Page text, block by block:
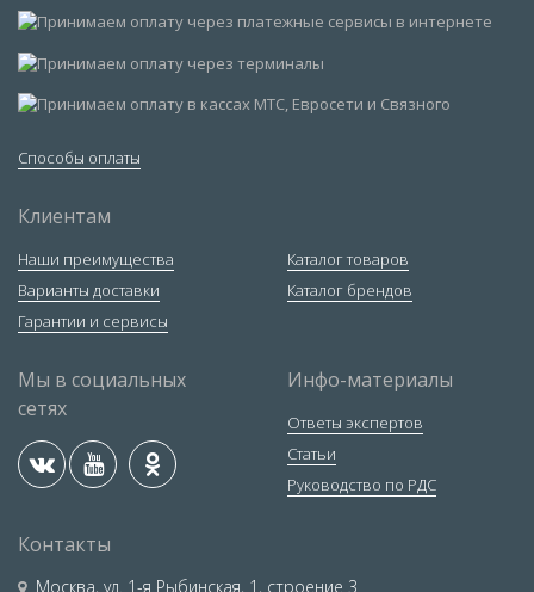
Способы оплаты
Клиентам
Наши преимущества
Варианты доставки
Гарантии и сервисы
Каталог товаров
Каталог брендов
Мы в социальных
сетях
Инфо-материалы
Ответы экспертов
Статьи
Руководство по РДС
Контакты
Москва, ул. 1-я Рыбинская, 1, строение 3